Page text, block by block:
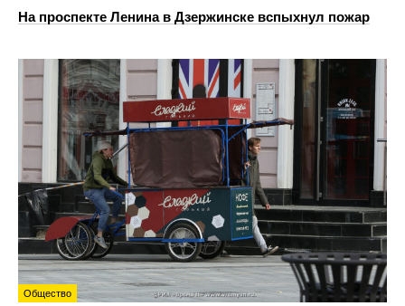
На проспекте Ленина в Дзержинске вспыхнул пожар
Общество